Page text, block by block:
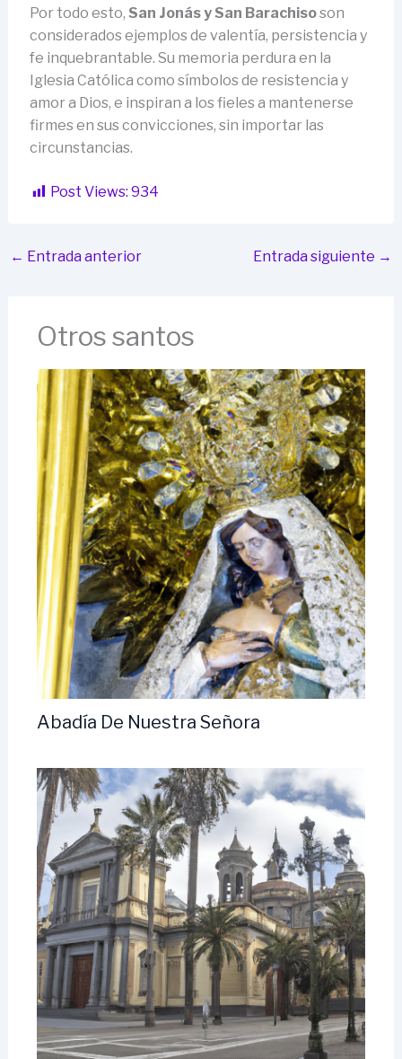
Por todo esto, San Jonás y San Barachisoson
considerados ejemplos de valentía, persistencia y
fe inquebrantable. Su memoria perdura en la
Iglesia Católica como símbolos de resistencia y
amor a Dios, e inspiran a los fieles a mantenerse
firmes en sus convicciones, sin importar las
circunstancias.
Post Views: 934
← Entrada anterior Entrada siguiente →
Otros santos
Abadía De Nuestra Señora